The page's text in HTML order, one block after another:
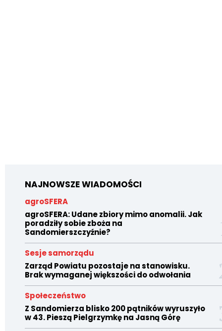
NAJNOWSZE WIADOMOŚCI
agroSFERA
agroSFERA: Udane zbiory mimo anomalii. Jak
poradziły sobie zboża na
Sandomierszczyźnie?
Sesje samorządu
Zarząd Powiatu pozostaje na stanowisku.
Brak wymaganej większości do odwołania
Społeczeństwo
Z Sandomierza blisko 200 pątników wyruszyło
w 43. Pieszą Pielgrzymkę na Jasną Górę